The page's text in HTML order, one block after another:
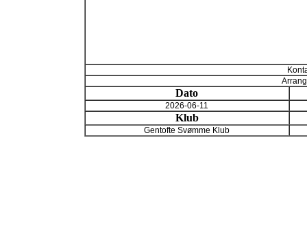
Dato
2026-06-11
Klub
Gentofte Svømme Klub